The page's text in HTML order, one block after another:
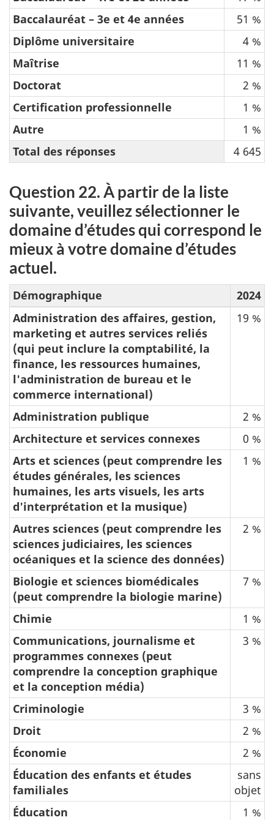
Baccalauréat – 3e et 4e années
51 %
Diplôme universitaire
4 %
Maîtrise
11 %
Doctorat
2 %
Certification professionnelle
1 %
Autre
1 %
Total des réponses
4 645
Question 22. À partir de la liste
suivante, veuillez sélectionner le
domaine d’études qui correspond le
mieux à votre domaine d’études
actuel.
Démographique
2024
Administration des affaires, gestion,
marketing et autres services reliés
(qui peut inclure la comptabilité, la
finance, les ressources humaines,
l'administration de bureau et le
commerce international)
19 %
Administration publique
2 %
Architecture et services connexes
0 %
Arts et sciences (peut comprendre les
études générales, les sciences
humaines, les arts visuels, les arts
d'interprétation et la musique)
1 %
Autres sciences (peut comprendre les
sciences judiciaires, les sciences
océaniques et la science des données)
2 %
Biologie et sciences biomédicales
(peut comprendre la biologie marine)
7 %
Chimie
1 %
Communications, journalisme et
programmes connexes (peut
comprendre la conception graphique
et la conception média)
3 %
Criminologie
3 %
Droit
2 %
Économie
2 %
Éducation des enfants et études
familiales
sans
objet
Éducation
1 %